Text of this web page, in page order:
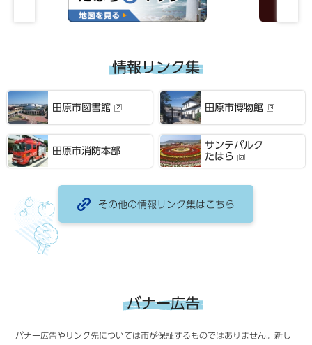
情報リンク集
田原市図書館 田原市博物館
田原市消防本部
サンテパルク
たはら
その他の情報リンク集はこちら
バナー広告
バナー広告やリンク先については市が保証するものではありません。新し